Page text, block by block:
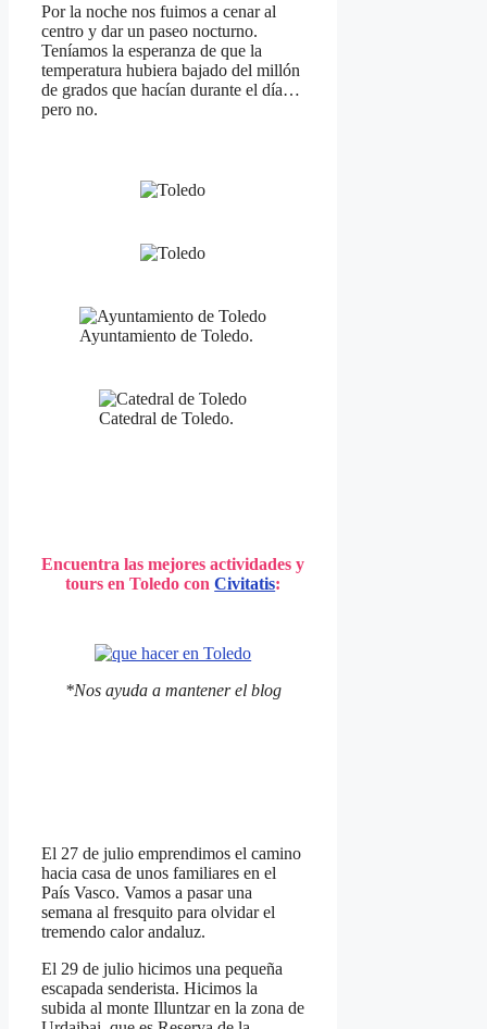
Por la noche nos fuimos a cenar al
centro y dar un paseo nocturno.
Teníamos la esperanza de que la
temperatura hubiera bajado del millón
de grados que hacían durante el día…
pero no.
Ayuntamiento de Toledo.
Catedral de Toledo.
Encuentra las mejores actividades y
tours en Toledo conCivitatis:
*Nos ayuda a mantener el blog
El 27 de julio emprendimos el camino
hacia casa de unos familiares en el
País Vasco. Vamos a pasar una
semana al fresquito para olvidar el
tremendo calor andaluz.
El 29 de julio hicimos una pequeña
escapada senderista. Hicimos la
subida al monte Illuntzar en la zona de